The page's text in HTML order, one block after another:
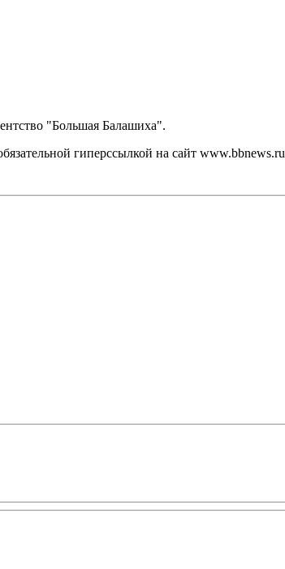
"Большая Балашиха".
гиперссылкой на сайт www.bbnews.ru